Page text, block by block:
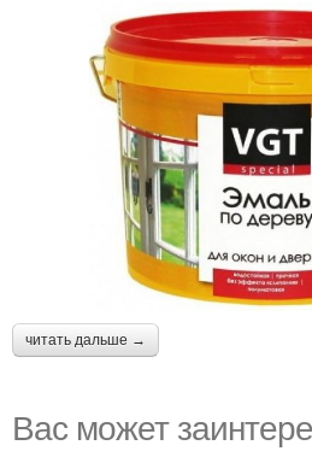
читать дальше →
Вас может